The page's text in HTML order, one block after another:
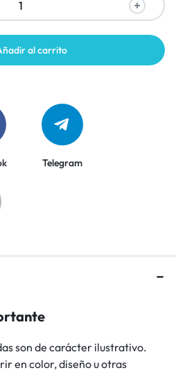
al carrito
Telegram
son de carácter ilustrativo.
en color, diseño u otras